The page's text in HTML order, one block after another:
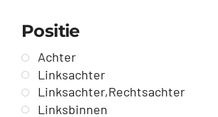
Positie
Achter
Linksachter
Linksachter,Rechtsachter
Linksbinnen